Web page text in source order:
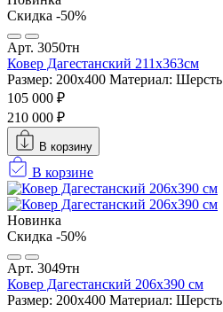
Скидка -50%
Арт. 3050тн
Ковер Дагестанский 211x363см
Размер: 200х400 Материал: Шерсть
105 000 ₽
210 000 ₽
В корзину
В корзине
Новинка
Скидка -50%
Арт. 3049тн
Ковер Дагестанский 206x390 см
Размер: 200х400 Материал: Шерсть